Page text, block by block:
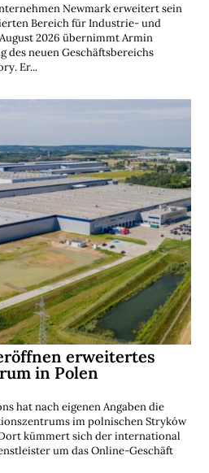
Newmark erweitert sein
Bereich für Industrie- und
2026 übernimmt Armin
des neuen Geschäftsbereichs
Er...
erweitertes
in Polen
hat nach eigenen Angaben die
im polnischen Stryków
kümmert sich der international
um das Online-Geschäft